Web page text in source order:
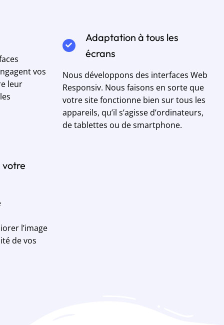
vos
leur
Adaptation à tous les
écrans
Nous développons des interfaces Web
Responsiv. Nous faisons en sorte que
votre site fonctionne bien sur tous les
appareils, qu’il s’agisse d’ordinateurs,
de tablettes ou de smartphone.
votre
l’image
de vos